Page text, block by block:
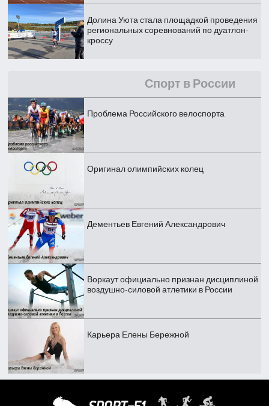
Долина Уюта стала площадкой проведения
региональных соревнований по дуатлон-
кроссу
Спорт в России
Проблема Российского велоспорта
Оригинал олимпийских колец
Дементьев Евгений Александрович
Воркаут официально признан дисциплиной
воздушно-силовой атлетики в России
Карьера Елены Бережной